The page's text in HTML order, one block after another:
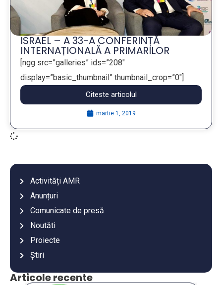
ISRAEL – A 33-A CONFERINȚĂ
INTERNAȚIONALĂ A PRIMARILOR
[ngg src=”galleries” ids=”208″
display=”basic_thumbnail” thumbnail_crop=”0″]
...
Citeste articolul
martie 1, 2019
Activități AMR
Anunțuri
Comunicate de presă
Noutăti
Proiecte
Știri
Articole recente